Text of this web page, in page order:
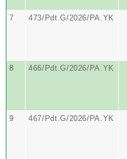
7
473/Pdt.G/2026/PA.YK
8
466/Pdt.G/2026/PA.YK
9
467/Pdt.G/2026/PA.YK